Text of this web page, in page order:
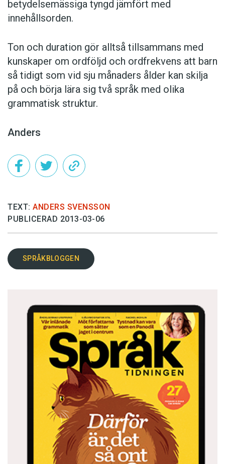
betydelsemässiga tyngd jämfört med
innehållsorden.
Ton och duration gör alltså tillsammans med
kunskaper om ordföljd och ordfrekvens att barn
så tidigt som vid sju månaders ålder kan skilja
på och börja lära sig två språk med olika
grammatisk struktur.
Anders
TEXT: ANDERS SVENSSON
PUBLICERAD 2013-03-06
SPRÅKBLOGGEN